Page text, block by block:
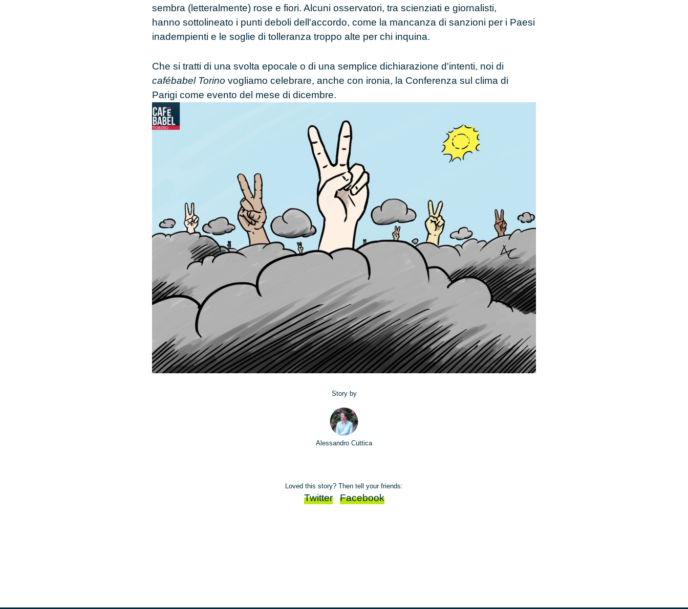
sembra (letteralmente) rose e fiori. Alcuni osservatori, tra scienziati e giornalisti,
hanno sottolineato i punti deboli dell'accordo, come la mancanza di sanzioni per i Paesi
inadempienti e le soglie di tolleranza troppo alte per chi inquina.
Che si tratti di una svolta epocale o di una semplice dichiarazione d'intenti, noi di
cafébabel Torino vogliamo celebrare, anche con ironia, la Conferenza sul clima di
Parigi come evento del mese di dicembre.
Story by
Alessandro Cuttica
Loved this story? Then tell your friends:
Twitter Facebook